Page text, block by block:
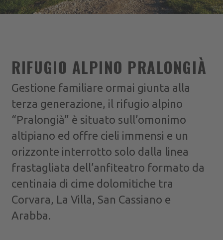
RIFUGIO ALPINO PRALONGIÀ
Gestione familiare ormai giunta alla
terza generazione, il rifugio alpino
“Pralongià” è situato sull’omonimo
altipiano ed offre cieli immensi e un
orizzonte interrotto solo dalla linea
frastagliata dell’anfiteatro formato da
centinaia di cime dolomitiche tra
Corvara, La Villa, San Cassiano e
Arabba.